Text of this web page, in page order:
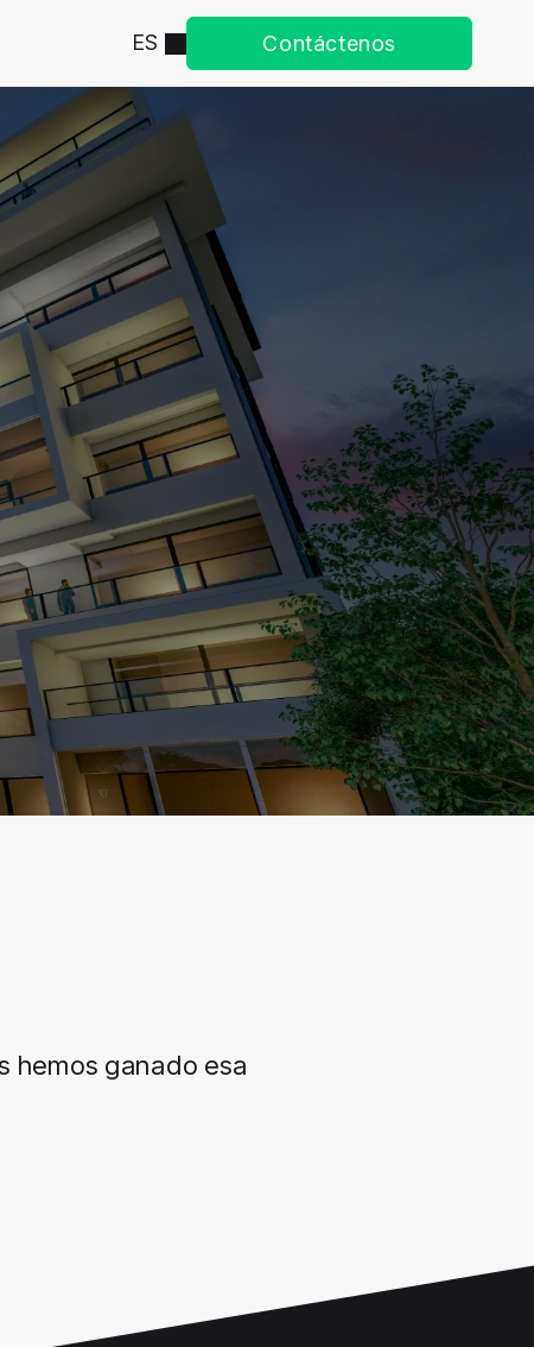
ES Contáctenos
hemos ganado esa